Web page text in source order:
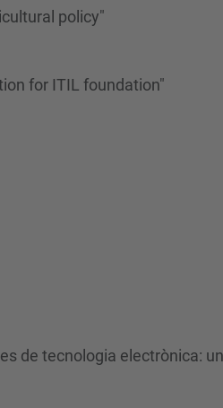
policy"
for ITIL foundation"
de tecnologia electrònica: